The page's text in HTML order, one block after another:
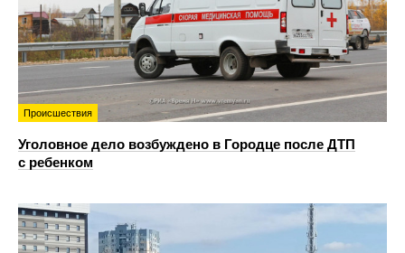
Происшествия
Уголовное дело возбуждено в Городце после ДТП
с ребенком